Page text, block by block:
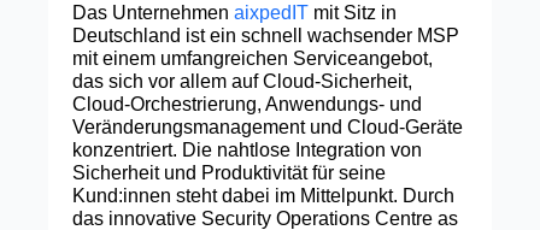
Das Unternehmen aixpedIT mit Sitz in
Deutschland ist ein schnell wachsender MSP
mit einem umfangreichen Serviceangebot,
das sich vor allem auf Cloud-Sicherheit,
Cloud-Orchestrierung, Anwendungs- und
Veränderungsmanagement und Cloud-Geräte
konzentriert. Die nahtlose Integration von
Sicherheit und Produktivität für seine
Kund:innen steht dabei im Mittelpunkt. Durch
das innovative Security Operations Centre as